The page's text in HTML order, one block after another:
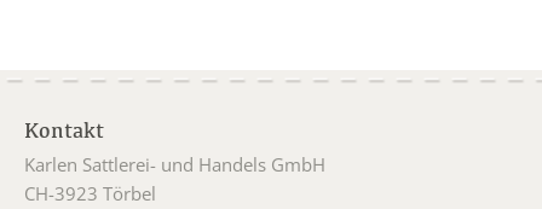
Kontakt
Karlen Sattlerei- und Handels GmbH
CH-3923 Törbel